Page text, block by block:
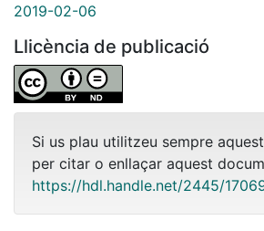
2019-02-06
Llicència de publicació
Si us plau utilitzeu sempre
per citar o enllaçar aquest
https://hdl.handle.net/2445/